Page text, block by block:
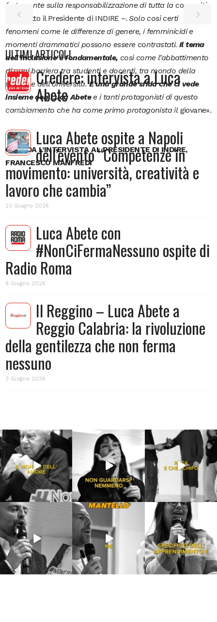
fortemente sulla responsabilizzazione di tutta lacomunità
– ha detto il Presidente di INDIRE –. Solo così certi
fenomeni come le differenze di genere, i femminicidi e
momenti drammatici possono essere contrastati.Il tema
dell’inclusione è fondamentale, così come l’abbattimento
di ogni barriera tra studenti e docenti, tra mondo della
scuola e dell’Università.È una grande sfida che ci vede
insieme con Luca Abetee i tanti protagonisti di questo
cambiamento che ha come primo protagonista ilgiovane».
GUARDA L’INTERVISTA AL PRESIDENTE DI INDIRE,
FRANCESCO MANFREDI
ULTIMI ARTICOLI
Credere: intervista a Luca
Abete
17 Luglio 2026
Luca Abete ospite a Napoli
dell’evento “Competenze in
movimento: università, creatività e
lavoro che cambia”
23 Giugno 2026
Luca Abete con
#NonCiFermaNessuno ospite di
Radio Roma
8 Giugno 2026
Il Reggino – Luca Abete a
Reggio Calabria: la rivoluzione
della gentilezza che non ferma
nessuno
3 Giugno 2026
Lug 31
213 4
Lug 16
53 1
Lug 13
199 10
Lug 9
54
Giu 21 Giu 18
871